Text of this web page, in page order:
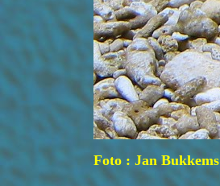
Foto : Jan Bukkems